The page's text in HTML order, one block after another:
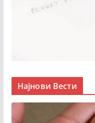
Најнови Вести